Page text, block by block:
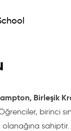
Birleşik
birinci